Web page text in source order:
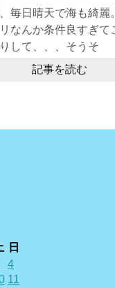
毎日晴天で海も綺麗
なんか条件良すぎて
して、、、そうそ
記事を読む
日
4
11